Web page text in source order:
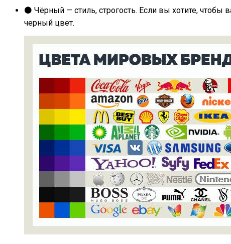
⚫ Чёрный — стиль, строгость. Если вы хотите,
черный цвет.